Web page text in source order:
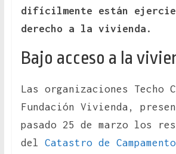
difícilmente están
derecho a la vivienda.
Bajo acceso a la
Las organizaciones Techo
Fundación Vivienda,
pasado 25 de marzo los
del Catastro de